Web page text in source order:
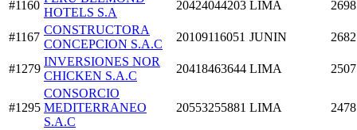
#1160
HOTELS S.A
20424044203 LIMA
#1167
CONSTRUCTORA
CONCEPCION S.A.C
20109116051 JUNIN
#1279
INVERSIONES NOR
CHICKEN S.A.C
20418463644 LIMA
#1295
CONSORCIO
MEDITERRANEO
S.A.C
20553255881 LIMA